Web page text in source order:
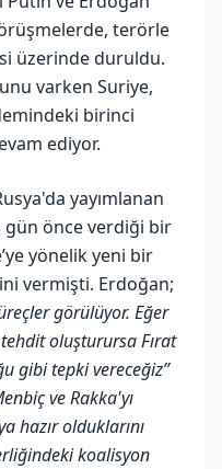
terörle
üzerinde duruldu.
varken Suriye,
birinci
ediyor.
yayımlanan
gün önce verdiği bir
yönelik yeni bir
vermişti. Erdoğan;
görülüyor. Eğer
oluşturursa Fırat
gibi tepki vereceğiz”
ve Rakka'yı
hazır olduklarını
koalisyon